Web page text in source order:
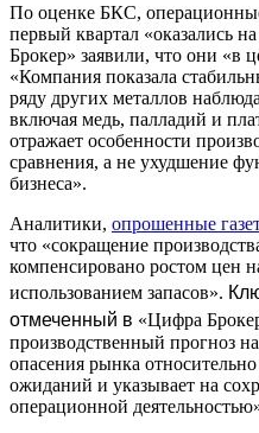
По оценке БКС,
первый квартал «оказались
Брокер» заявили, что они «в
«Компания показала
ряду других металлов
включая медь, палладий и
отражает особенности
сравнения, а не ухудшение
бизнеса».
Аналитики, опрошенные
что «сокращение
компенсировано ростом цен
использованием запасов».
отмеченный в «Цифра
производственный прогноз
опасения рынка
ожиданий и указывает на
операционной